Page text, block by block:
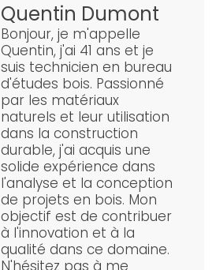
Quentin Dumont
Bonjour, je m'appelle
Quentin, j'ai 41 ans et je
suis technicien en bureau
d'études bois. Passionné
par les matériaux
naturels et leur utilisation
dans la construction
durable, j'ai acquis une
solide expérience dans
l'analyse et la conception
de projets en bois. Mon
objectif est de contribuer
à l'innovation et à la
qualité dans ce domaine.